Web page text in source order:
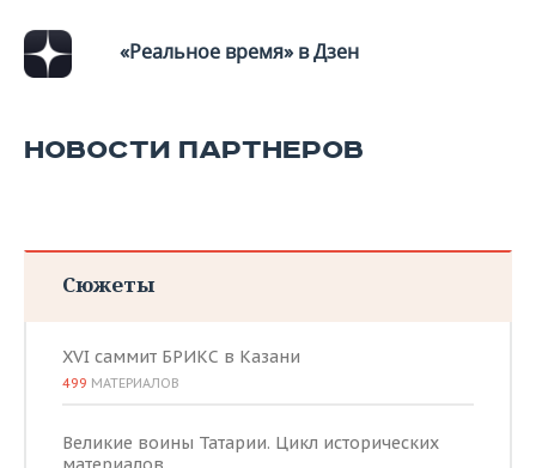
«Реальное время» в Дзен
НОВОСТИ ПАРТНЕРОВ
Сюжеты
XVI саммит БРИКС в Казани
499 МАТЕРИАЛОВ
Великие воины Татарии. Цикл исторических